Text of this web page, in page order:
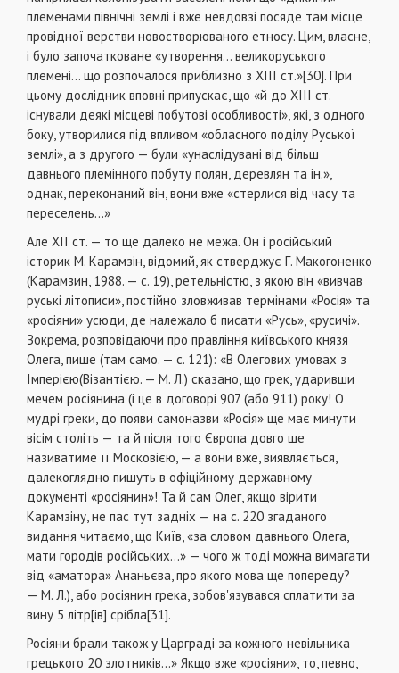
племенами північні землі і вже невдовзі посяде там місце
провідної верстви новостворюваного етносу. Цим, власне,
і було започатковане «утворення... великоруського
племені... що розпочалося приблизно з XIII ст.»[30]. При
цьому дослідник вповні припускає, що «й до XIII ст.
існували деякі місцеві побутові особливості», які, з одного
боку, утворилися під впливом «обласного поділу Руської
землі», а з другого — були «унаслідувані від більш
давнього племінного побуту полян, деревлян та ін.»,
однак, переконаний він, вони вже «стерлися від часу та
переселень...»
Але XII ст. — то ще далеко не межа. Он і російський
історик М. Карамзін, відомий, як стверджує Г. Макогоненко
(Карамзин, 1988. — с. 19), ретельністю, з якою він «вивчав
руські літописи», постійно зловживав термінами «Росія» та
«росіяни» усюди, де належало б писати «Русь», «русичі».
Зокрема, розповідаючи про правління київського князя
Олега, пише (там само. — с. 121): «В Олегових умовах з
Імперією(Візантією. — М. Л.) сказано, що грек, ударивши
мечем росіянина (і це в договорі 907 (або 911) року! О
мудрі греки, до появи самоназви «Росія» ще має минути
вісім століть — та й після того Європа довго ще
називатиме її Московією, — а вони вже, виявляється,
далекоглядно пишуть в офіційному державному
документі «росіянин»! Та й сам Олег, якщо вірити
Карамзіну, не пас тут задніх — на с. 220 згаданого
видання читаємо, що Київ, «за словом давнього Олега,
мати городів російських...» — чого ж тоді можна вимагати
від «аматора» Ананьєва, про якого мова ще попереду?
— М. Л.), або росіянин грека, зобов'язувався сплатити за
вину 5 літр[ів] срібла[31].
Росіяни брали також у Царграді за кожного невільника
грецького 20 злотників...» Якщо вже «росіяни», то, певно,